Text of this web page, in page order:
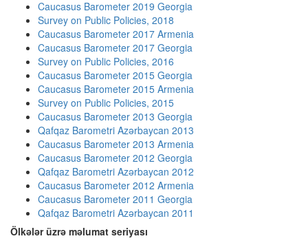
Caucasus Barometer 2019 Georgia
Survey on Public Policies, 2018
Caucasus Barometer 2017 Armenia
Caucasus Barometer 2017 Georgia
Survey on Public Policies, 2016
Caucasus Barometer 2015 Georgia
Caucasus Barometer 2015 Armenia
Survey on Public Policies, 2015
Caucasus Barometer 2013 Georgia
Qafqaz Barometri Azərbaycan 2013
Caucasus Barometer 2013 Armenia
Caucasus Barometer 2012 Georgia
Qafqaz Barometri Azərbaycan 2012
Caucasus Barometer 2012 Armenia
Caucasus Barometer 2011 Georgia
Qafqaz Barometri Azərbaycan 2011
Ölkələr üzrə məlumat seriyası